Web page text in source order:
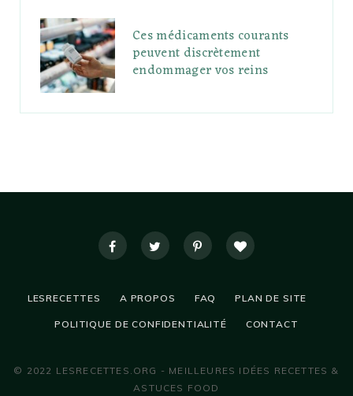
Ces médicaments courants
peuvent discrètement
endommager vos reins
LESRECETTES A PROPOS FAQ PLAN DE SITE
POLITIQUE DE CONFIDENTIALITÉ CONTACT
© 2022 LESRECETTES.ORG - MEILLEURES IDÉES RECETTES &
ASTUCES FOOD